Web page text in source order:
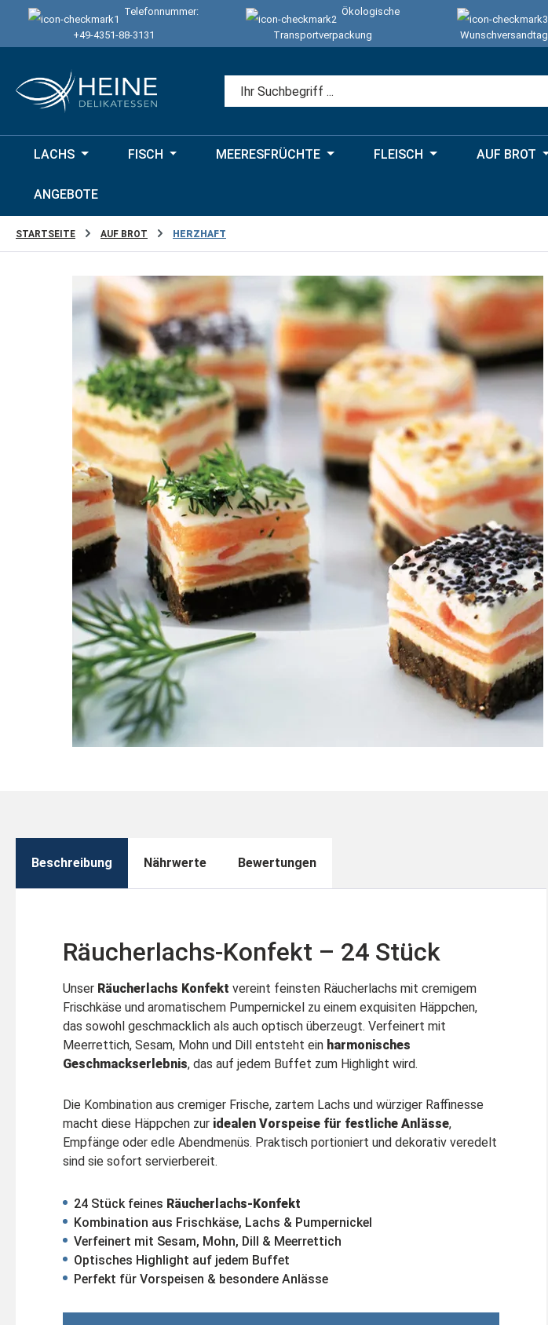
Hauptinhalt springen
Zur Suche springen
Zur Hauptnavigation springen
Telefonnummer:
+49-4351-88-3131
Ökologische
Transportverpackung
Wunschversandtag
LACHS FISCH MEERESFRÜCHTE FLEISCH AUF BROT
ANGEBOTE
STARTSEITE AUF BROT HERZHAFT
Bildergalerie überspringen
Beschreibung Nährwerte Bewertungen
Räucherlachs-Konfekt – 24 Stück
Unser Räucherlachs Konfekt vereint feinsten Räucherlachs mit cremigem
Frischkäse und aromatischem Pumpernickel zu einem exquisiten Häppchen,
das sowohl geschmacklich als auch optisch überzeugt. Verfeinert mit
Meerrettich, Sesam, Mohn und Dill entsteht ein harmonisches
Geschmackserlebnis, das auf jedem Buffet zum Highlight wird.
Die Kombination aus cremiger Frische, zartem Lachs und würziger Raffinesse
macht diese Häppchen zur idealen Vorspeise für festliche Anlässe,
Empfänge oder edle Abendmenüs. Praktisch portioniert und dekorativ veredelt
sind sie sofort servierbereit.
24 Stück feines Räucherlachs-Konfekt
Kombination aus Frischkäse, Lachs & Pumpernickel
Verfeinert mit Sesam, Mohn, Dill & Meerrettich
Optisches Highlight auf jedem Buffet
Perfekt für Vorspeisen & besondere Anlässe